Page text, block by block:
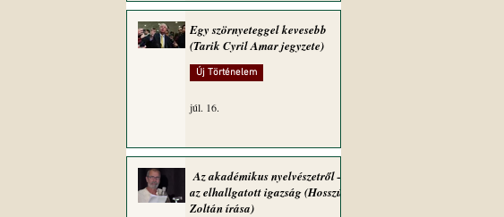
Egy szörnyeteggel kevesebb
(Tarik Cyril Amar jegyzete)
Új Történelem
júl. 16.
Az akadémikus nyelvészetről –
az elhallgatott igazság (Hosszú
Zoltán írása)